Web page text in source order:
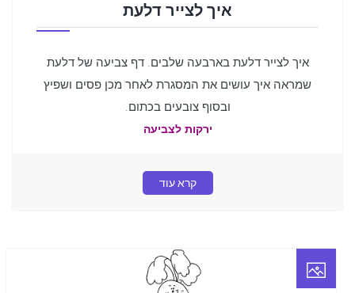
איך לצייר דלעת
איך לצייר דלעת בארבעה שלבים. דף צביעה של דלעת
שמראה איך עושים את המסגרת לאחר מכן פסים ושפיץ
ובסוף צובעים בכתום.
ירקות לצביעה
קרא עוד